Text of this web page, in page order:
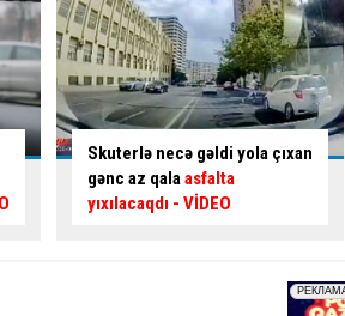
İsti hava avtomobilə necə
təsir edir? –Usta AÇIQLADI